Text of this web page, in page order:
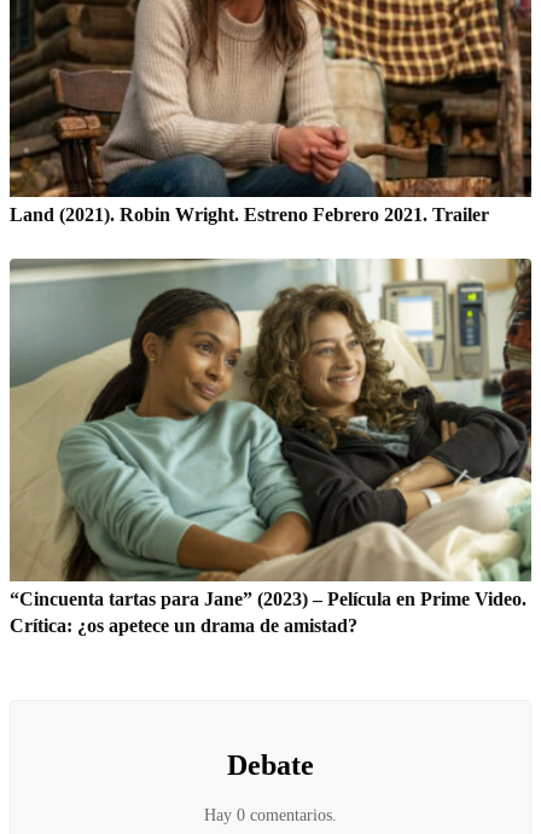
Land (2021). Robin Wright. Estreno Febrero 2021. Trailer
“Cincuenta tartas para Jane” (2023) – Película en Prime Video.
Crítica: ¿os apetece un drama de amistad?
Debate
Hay 0 comentarios.